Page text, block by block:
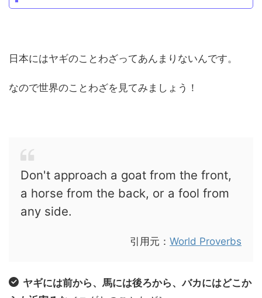
日本にはヤギのことわざってあんまりないんです。
なので世界のことわざを見てみましょう！
Don't approach a goat from the front,
a horse from the back, or a fool from
any side.
引用元： World Proverbs
ヤギには前から、馬には後ろから、バカにはどこか